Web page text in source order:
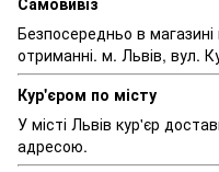
Безпосередньо в
отриманні. м. Львів, вул.
Кур'єром по місту
У місті Львів кур'єр
адресою.